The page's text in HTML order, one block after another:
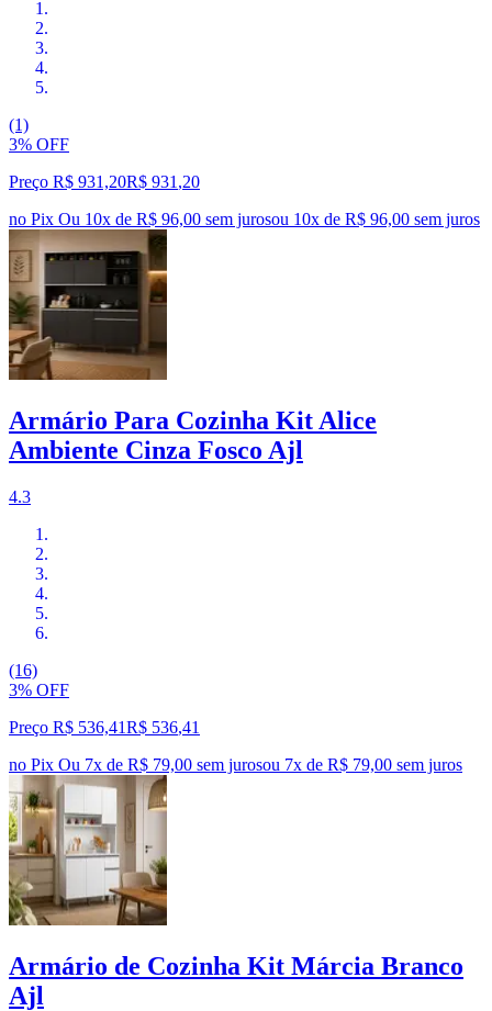
(1)
3% OFF
Preço R$ 931,20R$ 931 ,20
no Pix Ou 10x de R$ 96,00 sem jurosou 10x de R$ 96,00 sem juros
Armário Para Cozinha Kit Alice
Ambiente Cinza Fosco Ajl
4.3
(16)
3% OFF
Preço R$ 536,41R$ 536,41
no Pix Ou 7x de R$ 79,00 sem jurosou 7x de R$ 79,00 sem juros
Armário de Cozinha Kit Márcia Branco
Ajl